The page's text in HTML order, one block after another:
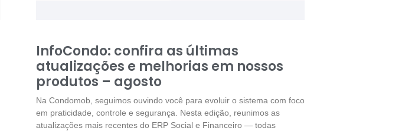
InfoCondo: confira as últimas
atualizações e melhorias em nossos
produtos – agosto
Na Condomob, seguimos ouvindo você para evoluir o sistema com foco
em praticidade, controle e segurança. Nesta edição, reunimos as
atualizações mais recentes do ERP Social e Financeiro — todas